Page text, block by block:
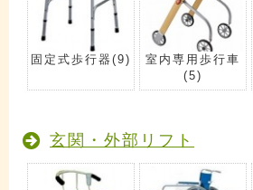
固定式歩行器 (9)
室内専用歩行車
(5)
玄関・外部リフト